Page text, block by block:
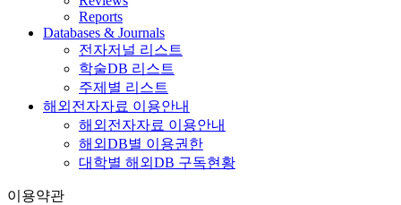
Reports
Databases & Journals
전자저널 리스트
학술DB 리스트
주제별 리스트
해외전자자료 이용안내
해외전자자료 이용안내
해외DB별 이용권한
대학별 해외DB 구독현황
이용약관